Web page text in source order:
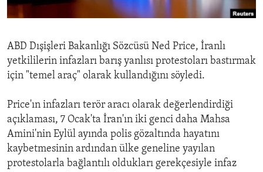
ENVIRONMENT AND HEALTH
ABD Dışişleri Bakanlığı Sözcüsü Ned Price, İranlı
yetkililerin infazları barış yanlısı protestoları bastırmak
için "temel araç" olarak kullandığını söyledi.
Price'ın infazları terör aracı olarak değerlendirdiği
açıklaması, 7 Ocak'ta İran'ın iki genci daha Mahsa
Amini'nin Eylül ayında polis gözaltında hayatını
kaybetmesinin ardından ülke geneline yayılan
protestolarla bağlantılı oldukları gerekçesiyle infaz